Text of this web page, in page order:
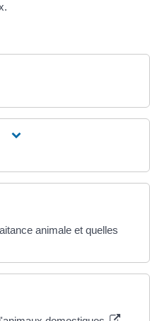
animale et quelles